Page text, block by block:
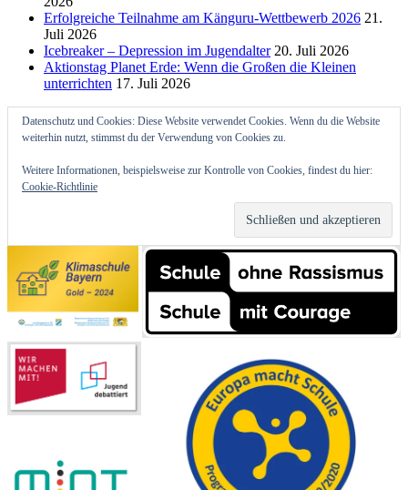
Erfolgreiche Teilnahme am Känguru-Wettbewerb 2026 21.
Juli 2026
Icebreaker – Depression im Jugendalter 20. Juli 2026
Aktionstag Planet Erde: Wenn die Großen die Kleinen
unterrichten 17. Juli 2026
Datenschutz und Cookies: Diese Website verwendet Cookies. Wenn du die Website
weiterhin nutzt, stimmst du der Verwendung von Cookies zu.
Weitere Informationen, beispielsweise zur Kontrolle von Cookies, findest du hier:
Cookie-Richtlinie